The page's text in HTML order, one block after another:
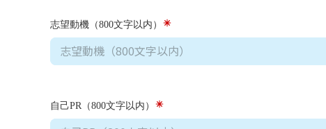
志望動機（800文字以内）
自己PR（800文字以内）